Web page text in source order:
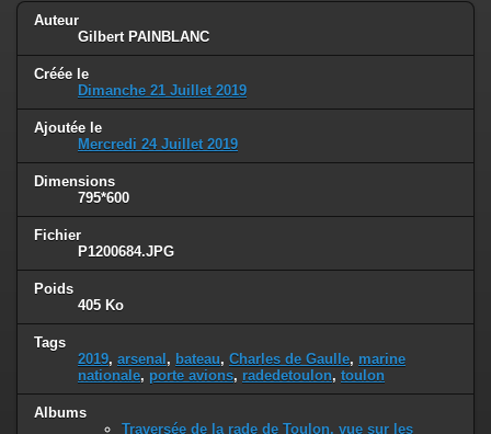
Auteur
Gilbert PAINBLANC
Créée le
Dimanche 21 Juillet 2019
Ajoutée le
Mercredi 24 Juillet 2019
Dimensions
795*600
Fichier
P1200684.JPG
Poids
405 Ko
Tags
2019, arsenal , bateau, Charles de Gaulle, marine
nationale, porte avions, radedetoulon, toulon
Albums
Traversée de la rade de Toulon, vue sur les